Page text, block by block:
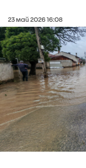
23 май 2026 16:08